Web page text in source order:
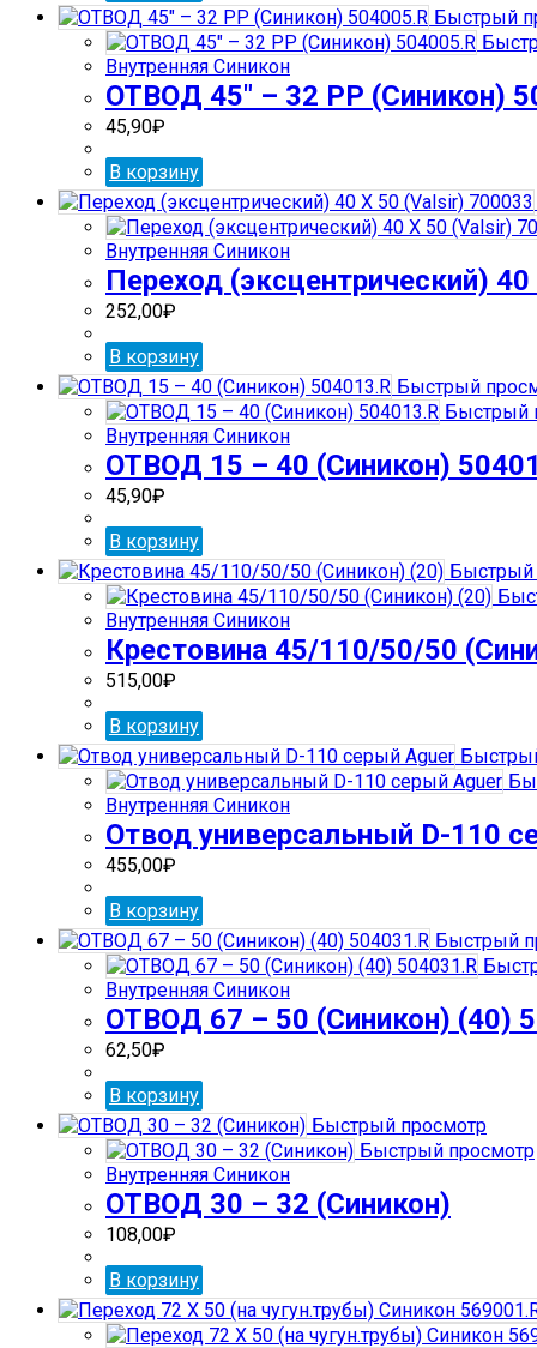
Быстрый
Внутренняя Синикон
ОТВОД 45″ – 32 РР (Синикон)
45,90₽
В корзину
Внутренняя Синикон
Переход (эксцентрический)
252,00₽
В корзину
Быстрый
Быстрый
Внутренняя Синикон
ОТВОД 15 – 40 (Синикон)
45,90₽
В корзину
Быстрый
Внутренняя Синикон
Крестовина 45/110/50/50
515,00₽
В корзину
Внутренняя Синикон
Отвод универсальный D-110
455,00₽
В корзину
Быстрый
Внутренняя Синикон
ОТВОД 67 – 50 (Синикон) (40)
62,50₽
В корзину
Быстрый просмотр
Быстрый просмотр
Внутренняя Синикон
ОТВОД 30 – 32 (Синикон)
108,00₽
В корзину